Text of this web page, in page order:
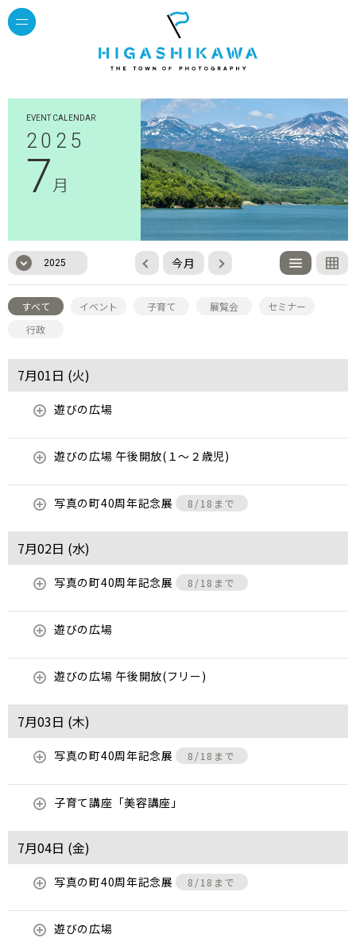
EVENT CALENDAR
2025
7月
2025 今月
すべて イベント 子育て 展覧会
セミナー
行政
7月01日 (火)
遊びの広場
遊びの広場 午後開放(１～２歳児)
写真の町40周年記念展 8/18まで
7月02日 (水)
写真の町40周年記念展 8/18まで
遊びの広場
遊びの広場 午後開放(フリー)
7月03日 (木)
写真の町40周年記念展 8/18まで
子育て講座「美容講座」
7月04日 (金)
写真の町40周年記念展 8/18まで
遊びの広場